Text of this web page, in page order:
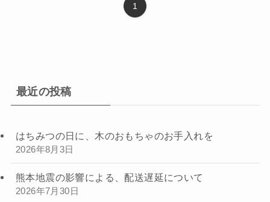
1
最近の投稿
はちみつの日に、木のおもちゃのお手入れを
2026年8月3日
熊本地震の影響による、配送遅延について
2026年7月30日